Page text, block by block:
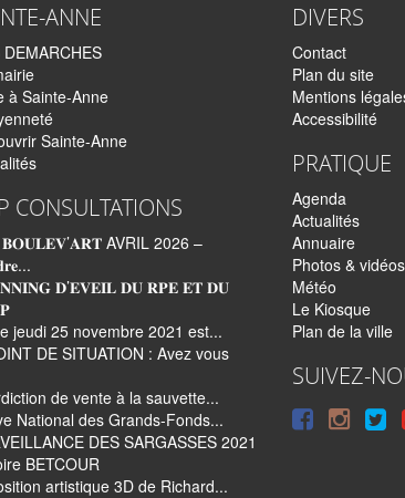
ANNE
DEMARCHES
à Sainte-Anne
Sainte-Anne
CONSULTATIONS
𝐁𝐎𝐔𝐋𝐄𝐕’𝐀𝐑𝐓 AVRIL 2026 –
𝐃’𝐄𝐕𝐄𝐈𝐋 𝐃𝐔 𝐑𝐏𝐄 𝐄𝐓 𝐃𝐔
jeudi 25 novembre 2021 est...
DE SITUATION : Avez vous
de vente à la sauvette...
National des Grands-Fonds...
DES SARGASSES 2021
BETCOUR
artistique 3D de Richard...
DIVERS
Contact
Plan du site
Mentions
Accessibilité
PRATIQUE
Agenda
Actualités
Annuaire
Photos & vidéos
Météo
Le Kiosque
Plan de la ville
SUIVEZ-
Suivre